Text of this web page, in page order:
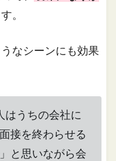
。
なシーンにも効果
はうちの会社に
接を終わらせる
と思いながら会